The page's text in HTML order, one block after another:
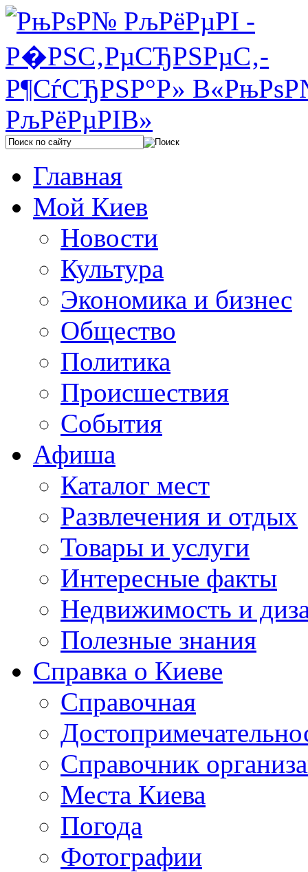
Главная
Мой Киев
Новости
Культура
Экономика и бизнес
Общество
Политика
Происшествия
События
Афиша
Каталог мест
Развлечения и отдых
Товары и услуги
Интересные факты
Недвижимость и
Полезные знания
Справка о Киеве
Справочная
Справочник
Места Киева
Погода
Фотографии